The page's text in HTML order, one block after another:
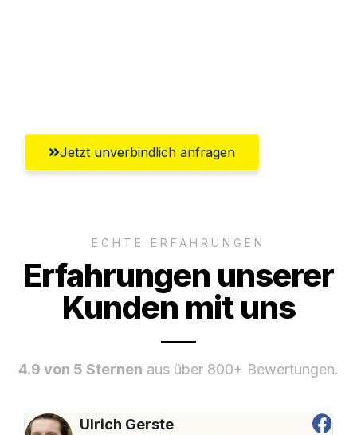
Jetzt unverbindlich anfragen
ECHTE ERFAHRUNGEN
Erfahrungen unserer
Kunden mit uns
4.9 von 5 Sternen aus über 800+ Bewertungen.
Ulrich Gerste